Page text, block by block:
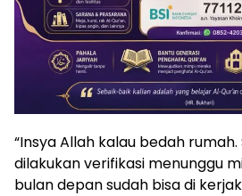
“Insya Allah kalau bedah
dilakukan verifikasi menunggu
bulan depan sudah bisa di